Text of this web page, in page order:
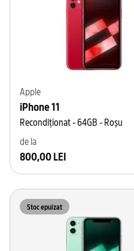
Apple
iPhone 11
Recondiționat - 64GB - Roșu
de la
800,00 LEI
Stoc epuizat